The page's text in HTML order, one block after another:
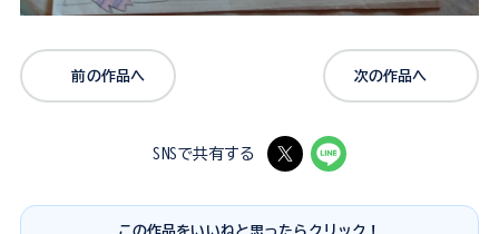
前の作品へ 次の作品へ
SNSで共有する